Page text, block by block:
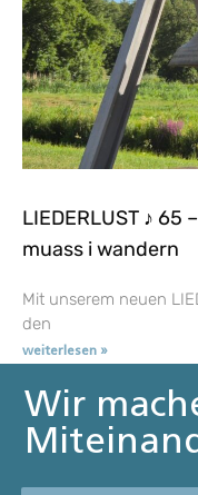
LIEDERLUST ♪
muass i wandern
Mit unserem neuen
den
weiterlesen »
Wir